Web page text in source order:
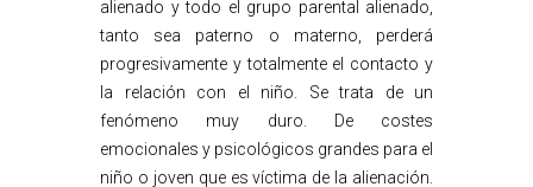
alienado y todo el grupo parental alienado,
tanto sea paterno o materno, perderá
progresivamente y totalmente el contacto y
la relación con el niño. Se trata de un
fenómeno muy duro. De costes
emocionales y psicológicos grandes para el
niño o joven que es víctima de la alienación.